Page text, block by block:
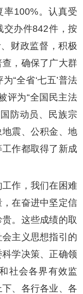
率100%。认真受
交办件842件，按
财政监督，积极
，确保了广大群
为“全省‘七五’普法
评为“全国民主法
防动员、民族宗
震、公积金、地
作都取得了新成
工作，我们在困难
在奋进中坚定信
。这些成绩的取
主义思想指引的
学决策、正确领
社会各界有效监
、各行各业、各